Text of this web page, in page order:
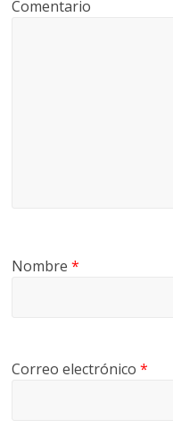
Comentario
Nombre*
Correo electrónico*